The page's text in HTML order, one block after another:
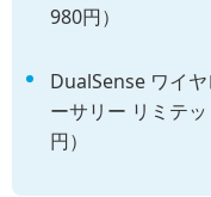
980円）
DualSense ワイ
ーサリー リミテ
円）